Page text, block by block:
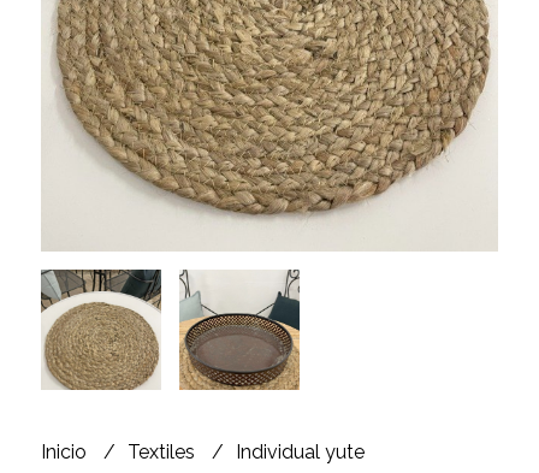
Inicio Textiles Individual yute